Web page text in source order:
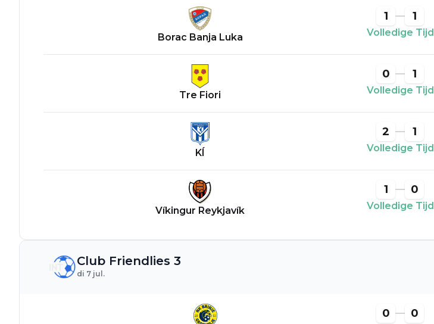
Borac Banja Luka
1 1
Volledige Tijd
Tre Fiori
0 1
Volledige Tijd
KÍ
2 1
Volledige Tijd
Víkingur Reykjavík
1 0
Volledige Tijd
Club Friendlies 3
di 7 jul.
0 0